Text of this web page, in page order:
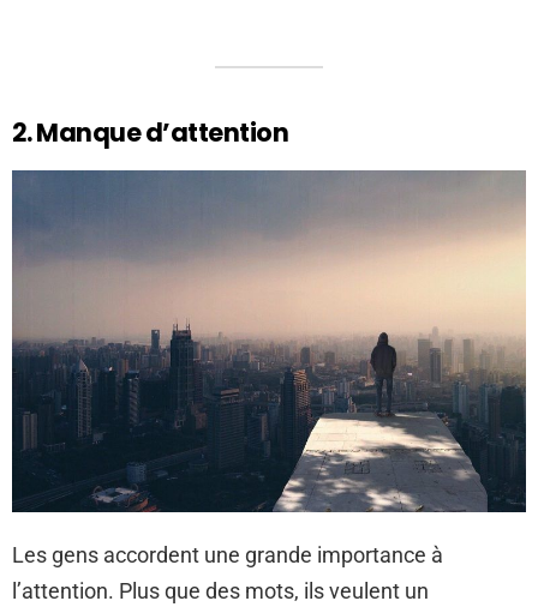
2. Manque d’attention
Les gens accordent une grande importance à
l’attention. Plus que des mots, ils veulent un